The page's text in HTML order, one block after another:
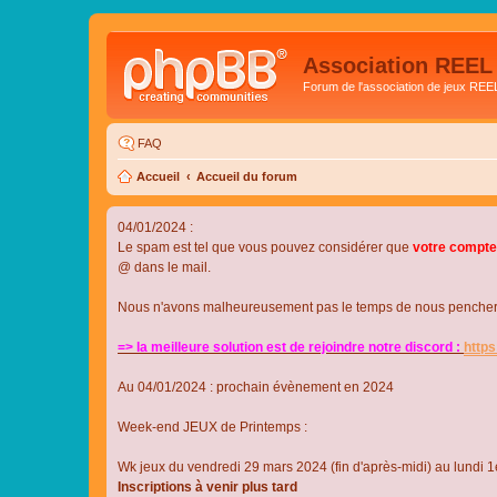
Association REEL
Forum de l'association de jeux REEL
FAQ
Accueil Accueil du forum
04/01/2024 :
Le spam est tel que vous pouvez considérer que votre
@ dans le mail.
Nous n'avons malheureusement pas le temps de nous
=> la meilleure solution est de rejoindre notre discord :
Au 04/01/2024 : prochain évènement en 2024
Week-end JEUX de Printemps :
Wk jeux du vendredi 29 mars 2024 (fin d'après-midi) au lundi
Inscriptions à venir plus tard